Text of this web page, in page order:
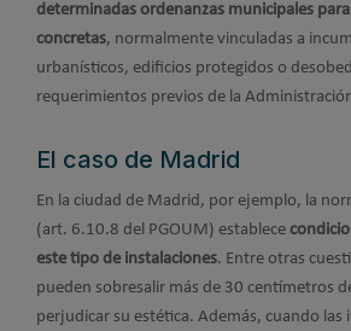
determinadas ordenanzas municipales
concretas, normalmente vinculadas a
urbanísticos, edificios protegidos o
requerimientos previos de la
El caso de Madrid
En la ciudad de Madrid, por ejemplo, la
(art. 6.10.8 del PGOUM) establece
este tipo de instalaciones. Entre otras
pueden sobresalir más de 30 centímetros
perjudicar su estética. Además, cuando las